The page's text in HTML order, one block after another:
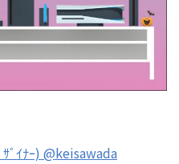
ﾞｲﾅｰ) @keisawada